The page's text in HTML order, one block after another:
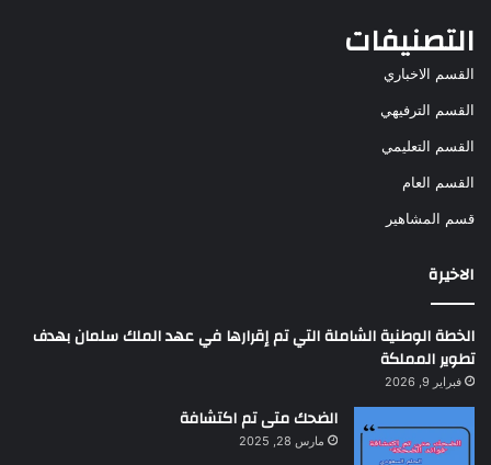
التصنيفات
القسم الاخباري
القسم الترفيهي
القسم التعليمي
القسم العام
قسم المشاهير
الاخيرة
الخطة الوطنية الشاملة التي تم إقرارها في عهد الملك سلمان بهدف
تطوير المملكة
فبراير 9, 2026
الضحك متى تم اكتشافة
مارس 28, 2025